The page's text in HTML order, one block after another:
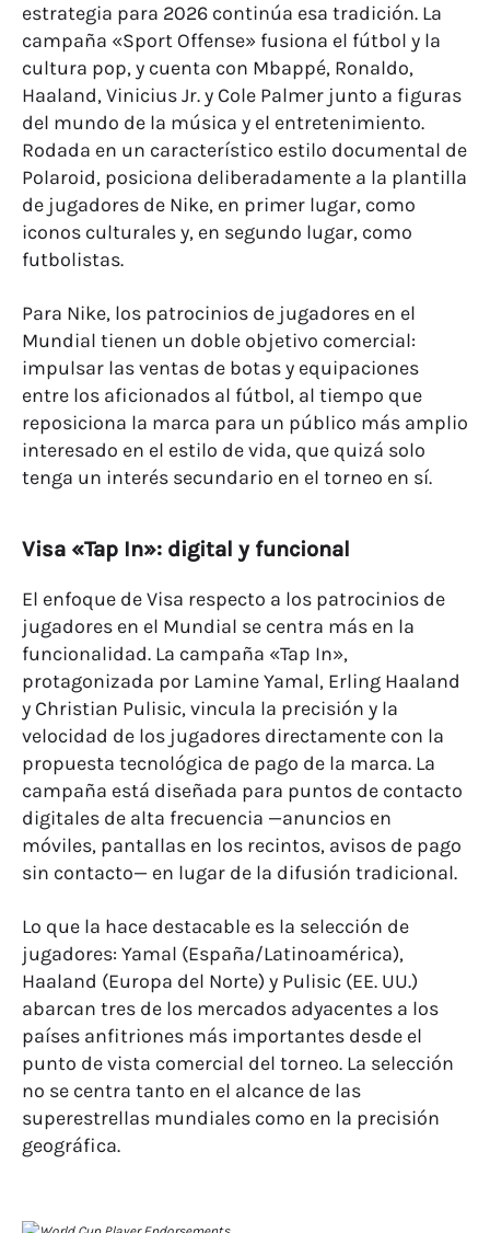
estrategia para 2026 continúa esa tradición. La
campaña «Sport Offense» fusiona el fútbol y la
cultura pop, y cuenta con Mbappé, Ronaldo,
Haaland, Vinicius Jr. y Cole Palmer junto a figuras
del mundo de la música y el entretenimiento.
Rodada en un característico estilo documental de
Polaroid, posiciona deliberadamente a la plantilla
de jugadores de Nike, en primer lugar, como
iconos culturales y, en segundo lugar, como
futbolistas.
Para Nike, los patrocinios de jugadores en el
Mundial tienen un doble objetivo comercial:
impulsar las ventas de botas y equipaciones
entre los aficionados al fútbol, al tiempo que
reposiciona la marca para un público más amplio
interesado en el estilo de vida, que quizá solo
tenga un interés secundario en el torneo en sí.
Visa «Tap In»: digital y funcional
El enfoque de Visa respecto a los patrocinios de
jugadores en el Mundial se centra más en la
funcionalidad. La campaña «Tap In»,
protagonizada por Lamine Yamal, Erling Haaland
y Christian Pulisic, vincula la precisión y la
velocidad de los jugadores directamente con la
propuesta tecnológica de pago de la marca. La
campaña está diseñada para puntos de contacto
digitales de alta frecuencia —anuncios en
móviles, pantallas en los recintos, avisos de pago
sin contacto— en lugar de la difusión tradicional.
Lo que la hace destacable es la selección de
jugadores: Yamal (España/Latinoamérica),
Haaland (Europa del Norte) y Pulisic (EE. UU.)
abarcan tres de los mercados adyacentes a los
países anfitriones más importantes desde el
punto de vista comercial del torneo. La selección
no se centra tanto en el alcance de las
superestrellas mundiales como en la precisión
geográfica.